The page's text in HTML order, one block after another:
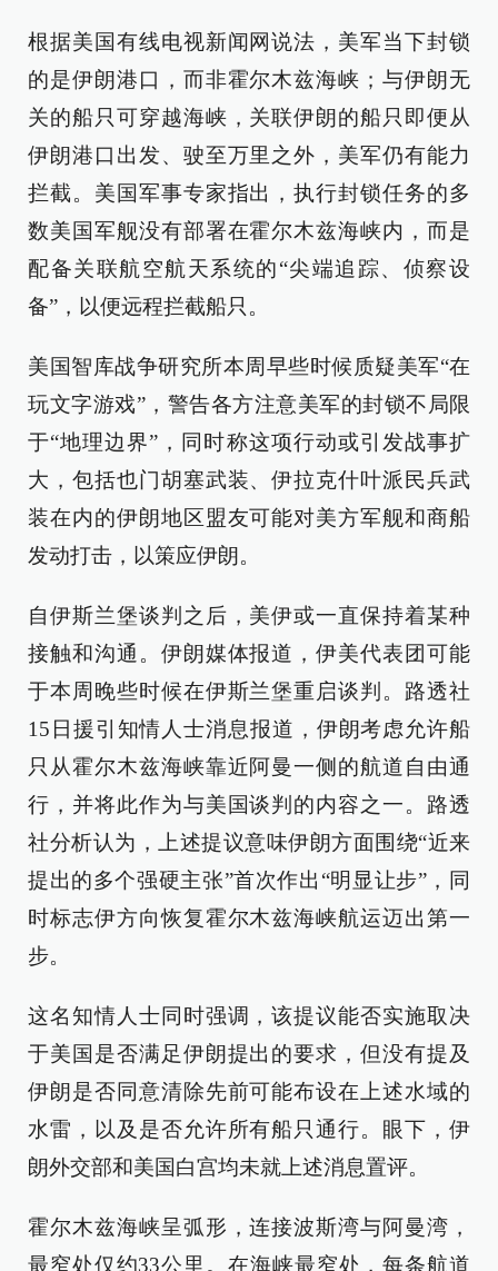
根据美国有线电视新闻网说法，美军当下封锁
的是伊朗港口，而非霍尔木兹海峡；与伊朗无
关的船只可穿越海峡，关联伊朗的船只即便从
伊朗港口出发、驶至万里之外，美军仍有能力
拦截。美国军事专家指出，执行封锁任务的多
数美国军舰没有部署在霍尔木兹海峡内，而是
配备关联航空航天系统的“尖端追踪、侦察设
备”，以便远程拦截船只。
美国智库战争研究所本周早些时候质疑美军“在
玩文字游戏”，警告各方注意美军的封锁不局限
于“地理边界”，同时称这项行动或引发战事扩
大，包括也门胡塞武装、伊拉克什叶派民兵武
装在内的伊朗地区盟友可能对美方军舰和商船
发动打击，以策应伊朗。
自伊斯兰堡谈判之后，美伊或一直保持着某种
接触和沟通。伊朗媒体报道，伊美代表团可能
于本周晚些时候在伊斯兰堡重启谈判。路透社
15日援引知情人士消息报道，伊朗考虑允许船
只从霍尔木兹海峡靠近阿曼一侧的航道自由通
行，并将此作为与美国谈判的内容之一。路透
社分析认为，上述提议意味伊朗方面围绕“近来
提出的多个强硬主张”首次作出“明显让步”，同
时标志伊方向恢复霍尔木兹海峡航运迈出第一
步。
这名知情人士同时强调，该提议能否实施取决
于美国是否满足伊朗提出的要求，但没有提及
伊朗是否同意清除先前可能布设在上述水域的
水雷，以及是否允许所有船只通行。眼下，伊
朗外交部和美国白宫均未就上述消息置评。
霍尔木兹海峡呈弧形，连接波斯湾与阿曼湾，
最窄处仅约33公里。在海峡最窄处，每条航道